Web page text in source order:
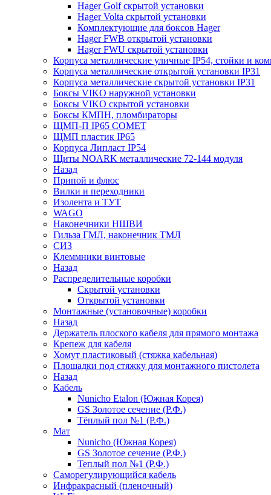
Hager Golf скрытой установки
Hager Volta скрытой установки
Комплектующие для боксов Hager
Hager FWB открытой установки
Hager FWU скрытой установки
Корпуса металлические уличные IP54, стойки и
Корпуса металлические открытой установки IP31
Корпуса металлические скрытой установки IP31
Боксы VIKO наружной установки
Боксы VIKO скрытой установки
Боксы КМПН, пломбираторы
ЩМП-П IP65 COMET
ЩМП пластик IP65
Корпуса Липласт IP54
Щиты NOARK металлические 72-144 модуля
Назад
Припой и флюс
Вилки и переходники
Изолента и ТУТ
WAGO
Наконечники НШВИ
Гильза ГМЛ, наконечник ТМЛ
СИЗ
Клеммники винтовые
Назад
Распределительные коробки
Скрытой установки
Открытой установки
Монтажные (установочные) коробки
Назад
Держатель плоского кабеля для прямого монтажа
Крепеж для кабеля
Хомут пластиковый (стяжка кабельная)
Площадки под стяжку для монтажного пистолета
Назад
Кабель
Nunicho Etalon (Южная Корея)
GS Золотое сечение (Р.Ф.)
Тёплый пол №1 (Р.Ф.)
Мат
Nunicho (Южная Корея)
GS Золотое сечение (Р.Ф.)
Теплый пол №1 (Р.Ф.)
Саморегулирующийся кабель
Инфракрасный (пленочный)